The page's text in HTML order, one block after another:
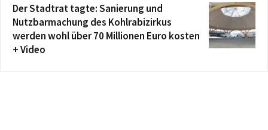
Der Stadtrat tagte: Sanierung und
Nutzbarmachung des Kohlrabizirkus
werden wohl über 70 Millionen Euro kosten
+ Video